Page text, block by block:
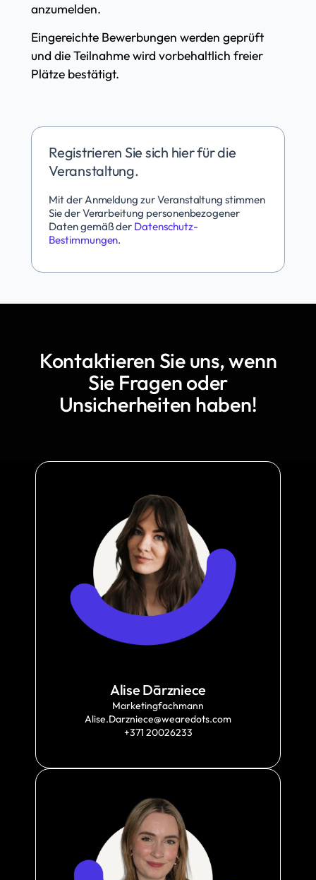
anzumelden.
Eingereichte Bewerbungen werden geprüft
und die Teilnahme wird vorbehaltlich freier
Plätze bestätigt.
Registrieren Sie sich hier für die
Veranstaltung.
Mit der Anmeldung zur Veranstaltung stimmen
Sie der Verarbeitung personenbezogener
Daten gemäß der Datenschutz-
Bestimmungen.
Kontaktieren Sie uns, wenn
Sie Fragen oder
Unsicherheiten haben!
Alise Dārzniece
Marketingfachmann
Alise.Darzniece@wearedots.com
+371 20026233